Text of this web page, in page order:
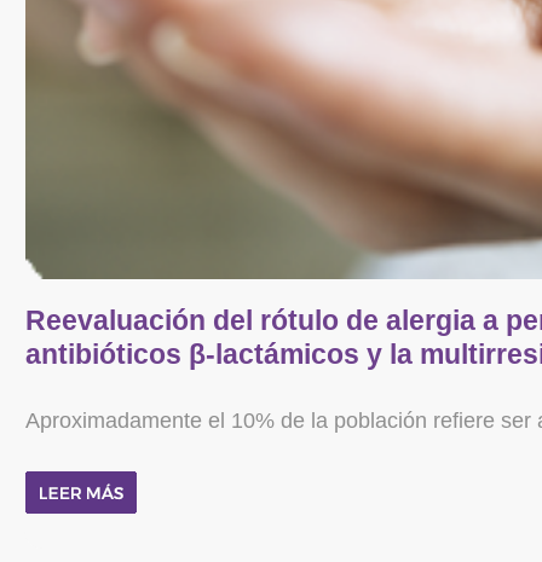
Reevaluación del rótulo de alergia a
antibióticos β-lactámicos y la
Aproximadamente el 10% de la población refiere ser